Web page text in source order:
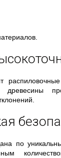
древесины
по